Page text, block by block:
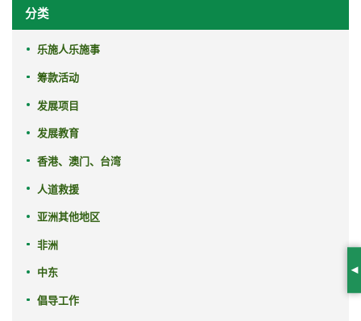
分类
乐施人乐施事
筹款活动
发展项目
发展教育
香港、澳门、台湾
人道救援
亚洲其他地区
非洲
中东
倡导工作